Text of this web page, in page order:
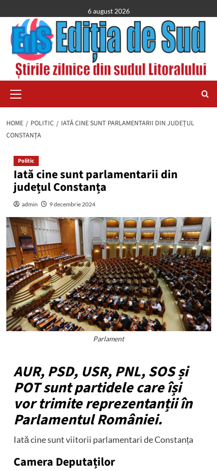
to
content
6 august 2026
Menu
HOME POLITIC
IATĂ CINE SUNT PARLAMENTARII DIN JUDEȚUL
CONSTANȚA
Politic
Iată cine sunt parlamentarii din
județul Constanța
admin 9 decembrie 2024
Parlament
AUR, PSD, USR, PNL, SOS și
POT sunt partidele care își
vor trimite reprezentanții în
Parlamentul României.
Iată cine sunt viitorii parlamentari de Constanța
Camera Deputaților